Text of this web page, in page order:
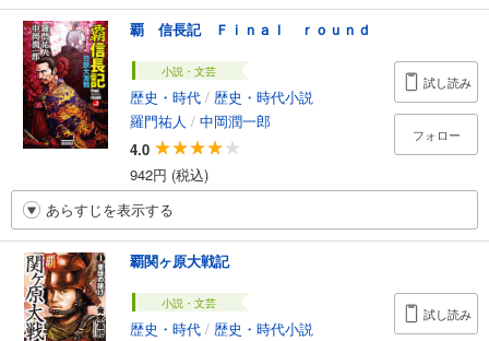
覇 信長記 Ｆｉｎａｌ ｒｏｕｎｄ
小説・文芸
歴史・時代 / 歴史・時代小説
羅門祐人 / 中岡潤一郎
4.0
942円 (税込)
試し読み
フォロー
あらすじを表示する
覇関ヶ原大戦記
小説・文芸
歴史・時代 / 歴史・時代小説
試し読み